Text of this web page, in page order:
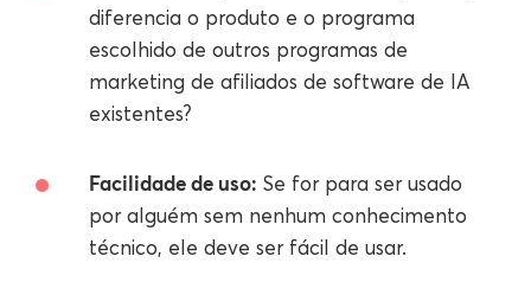
diferencia o produto e o programa
escolhido de outros programas de
marketing de afiliados de software de IA
existentes?
Facilidade de uso: Se for para ser usado
por alguém sem nenhum conhecimento
técnico, ele deve ser fácil de usar.